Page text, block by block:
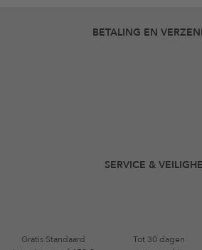
BETALING EN
SERVICE &
Gratis Standaard
Tot 30 dagen